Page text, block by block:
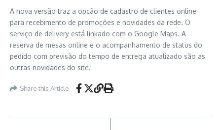
A nova versão traz a opção de cadastro de clientes online
para recebimento de promoções e novidades da rede. O
serviço de delivery está linkado com o Google Maps. A
reserva de mesas online e o acompanhamento de status do
pedido com previsão do tempo de entrega atualizado são as
outras novidades do site.
Share this Article